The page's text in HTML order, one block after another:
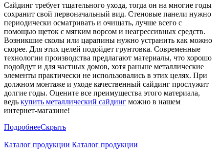
Сайдинг требует тщательного ухода, тогда он на многие годы
сохранит свой первоначальный вид. Стеновые панели нужно
периодически осматривать и очищать, лучше всего с
помощью щеток с мягким ворсом и неагрессивных средств.
Возникшие сколы или царапины нужно устранить как можно
скорее. Для этих целей подойдет грунтовка. Современные
технологии производства предлагают материалы, что хорошо
подойдут и для частных домов, хотя раньше металлические
элементы практически не использовались в этих целях. При
должном монтаже и уходе качественный сайдинг прослужит
долгие годы. Оцените все преимущества этого материала,
ведь купить металлический сайдинг можно в нашем
интернет-магазине!
ПодробнееСкрыть
Каталог продукции Каталог продукции